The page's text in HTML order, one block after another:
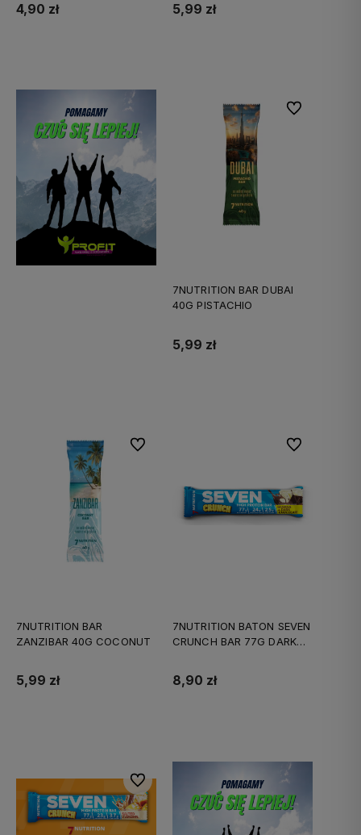
4,90 zł 5,99 zł
7NUTRITION BAR DUBAI
40G PISTACHIO
5,99 zł
Do ulubionych
7NUTRITION BAR
ZANZIBAR 40G COCONUT
5,99 zł
Do ulubionych
7NUTRITION BATON SEVEN
CRUNCH BAR 77G DARK
8,90 zł
Do ulubionych
Do ulubionych